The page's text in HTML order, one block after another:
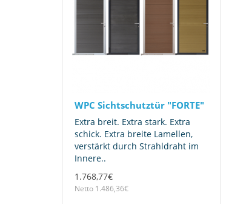
WPC Sichtschutztür "FORTE"
Extra breit. Extra stark. Extra
schick. Extra breite Lamellen,
verstärkt durch Strahldraht im
Innere..
1.768,77€
Netto 1.486,36€